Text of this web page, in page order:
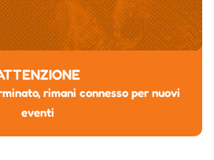
rimani connesso per nuovi
eventi